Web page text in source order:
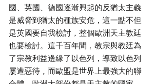
國、英國、德國逐漸興起的反猶太主義
是威脅到猶太的種族安危，這一點不但
是英國要自我檢討，整個歐洲天主教廷
也要檢討。這千百年間，教宗與教廷為
了宗教利益邊緣了以色列，導致以色列
屢遭惡待，而歐盟是世界上最強大的聯